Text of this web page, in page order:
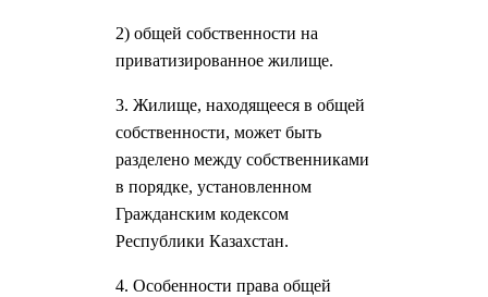
2) общей собственности на
приватизированное жилище.
3. Жилище, находящееся в общей
собственности, может быть
разделено между собственниками
в порядке, установленном
Гражданским кодексом
Республики Казахстан.
4. Особенности права общей